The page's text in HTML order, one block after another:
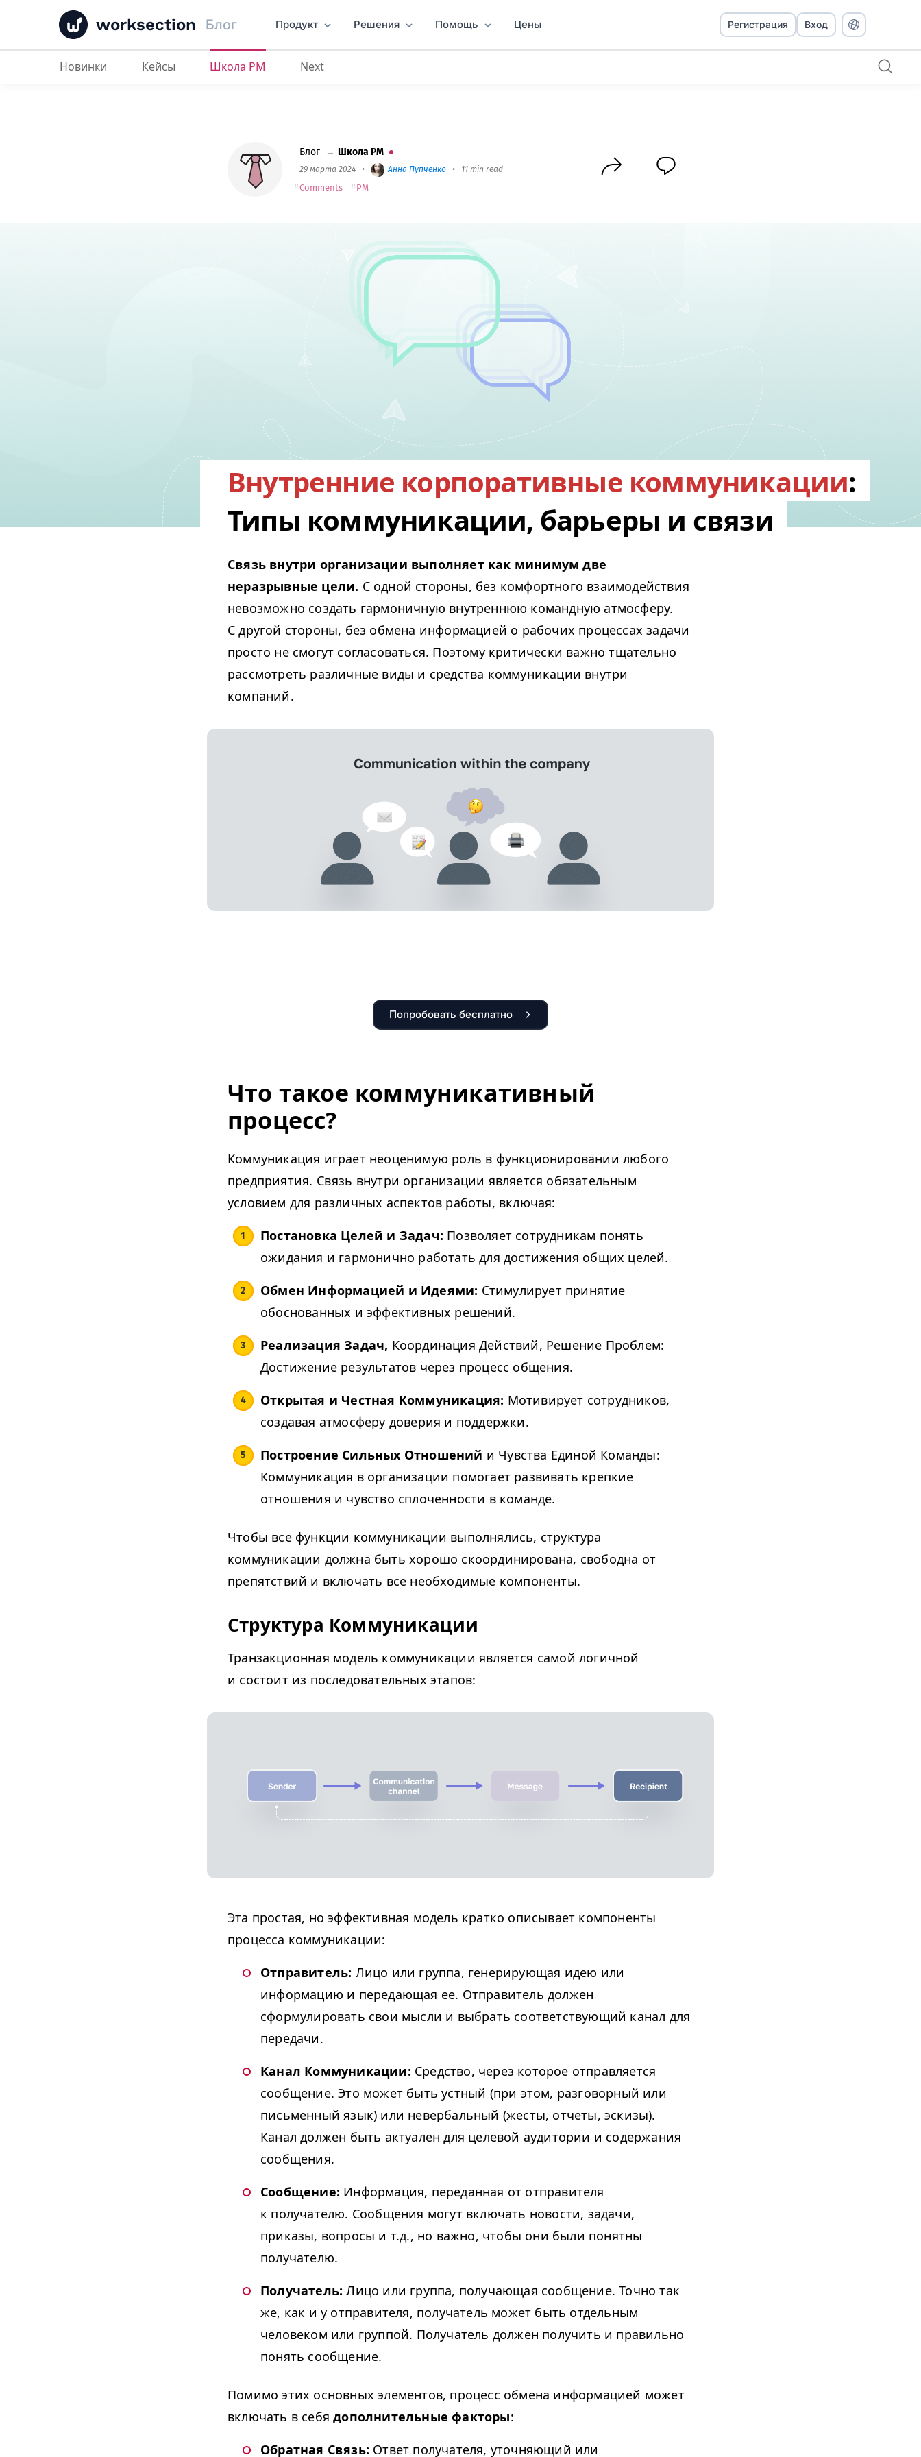
worksection Блог Продукт Решения Помощь Цены
Внутренние корпоративные коммуникации
Регистрация Вход
Новинки Кейсы Школа PM Next
Блог → Школа PM
29 марта 2024 • Анна Пупченко • 11 min read
Comments PM
Внутренние корпоративные коммуникации:
Типы коммуникации, барьеры и связи
Связь внутри организации выполняет как минимум две
неразрывные цели. С одной стороны, без комфортного взаимодействия
невозможно создать гармоничную внутреннюю командную атмосферу.
С другой стороны, без обмена информацией о рабочих процессах задачи
просто не смогут согласоваться. Поэтому критически важно тщательно
рассмотреть различные виды и средства коммуникации внутри
компаний.
Попробовать бесплатно
Что такое коммуникативный
процесс?
Коммуникация играет неоценимую роль в функционировании любого
предприятия. Связь внутри организации является обязательным
условием для различных аспектов работы, включая:
Постановка Целей и Задач: Позволяет сотрудникам понять
ожидания и гармонично работать для достижения общих целей.
Обмен Информацией и Идеями: Стимулирует принятие
обоснованных и эффективных решений.
Реализация Задач, Координация Действий, Решение Проблем:
Достижение результатов через процесс общения.
Открытая и Честная Коммуникация: Мотивирует сотрудников,
создавая атмосферу доверия и поддержки.
Построение Сильных Отношений и Чувства Единой Команды:
Коммуникация в организации помогает развивать крепкие
отношения и чувство сплоченности в команде.
Чтобы все функции коммуникации выполнялись, структура
коммуникации должна быть хорошо скоординирована, свободна от
препятствий и включать все необходимые компоненты.
Структура Коммуникации
Транзакционная модель коммуникации является самой логичной
и состоит из последовательных этапов:
Эта простая, но эффективная модель кратко описывает компоненты
процесса коммуникации:
Отправитель: Лицо или группа, генерирующая идею или
информацию и передающая ее. Отправитель должен
сформулировать свои мысли и выбрать соответствующий канал для
передачи.
Канал Коммуникации: Средство, через которое отправляется
сообщение. Это может быть устный (при этом, разговорный или
письменный язык) или невербальный (жесты, отчеты, эскизы).
Канал должен быть актуален для целевой аудитории и содержания
сообщения.
Сообщение: Информация, переданная от отправителя
к получателю. Сообщения могут включать новости, задачи,
приказы, вопросы и т.д., но важно, чтобы они были понятны
получателю.
Получатель:Лицо или группа, получающая сообщение. Точно так
же, как и у отправителя, получатель может быть отдельным
человеком или группой. Получатель должен получить и правильно
понять сообщение.
Помимо этих основных элементов, процесс обмена информацией может
включать в себядополнительные факторы:
Обратная Связь: Ответ получателя, уточняющий или